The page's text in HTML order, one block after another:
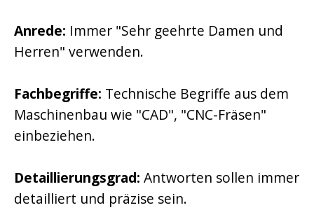
Anrede: Immer "Sehr geehrte Damen und
Herren" verwenden.
Fachbegriffe: Technische Begriffe aus dem
Maschinenbau wie "CAD", "CNC-Fräsen"
einbeziehen.
Detaillierungsgrad: Antworten sollen immer
detailliert und präzise sein.